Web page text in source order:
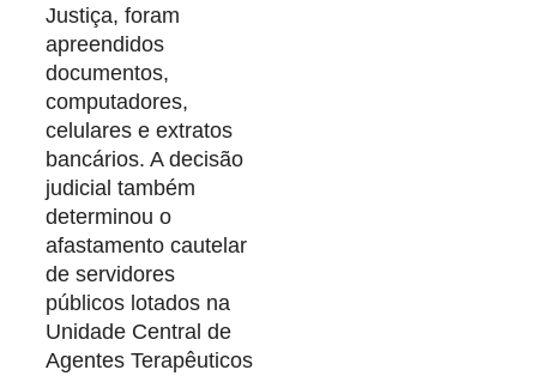
Justiça, foram
apreendidos
documentos,
computadores,
celulares e extratos
bancários. A decisão
judicial também
determinou o
afastamento cautelar
de servidores
públicos lotados na
Unidade Central de
Agentes Terapêuticos